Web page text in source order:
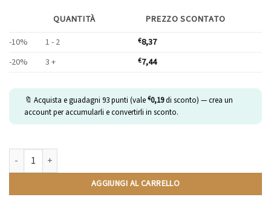
QUANTITÀ
PREZZO SCONTATO
-10%
1 - 2 €8,37
-20%
3 + €7,44
🔖 Acquista e guadagni 93punti (vale €0,19di sconto) — crea un
account per accumularli e convertirli in sconto.
Bagnodoccia rivitalizzante con Estratto di Caffè Verde (250ml) quantità
AGGIUNGI AL CARRELLO